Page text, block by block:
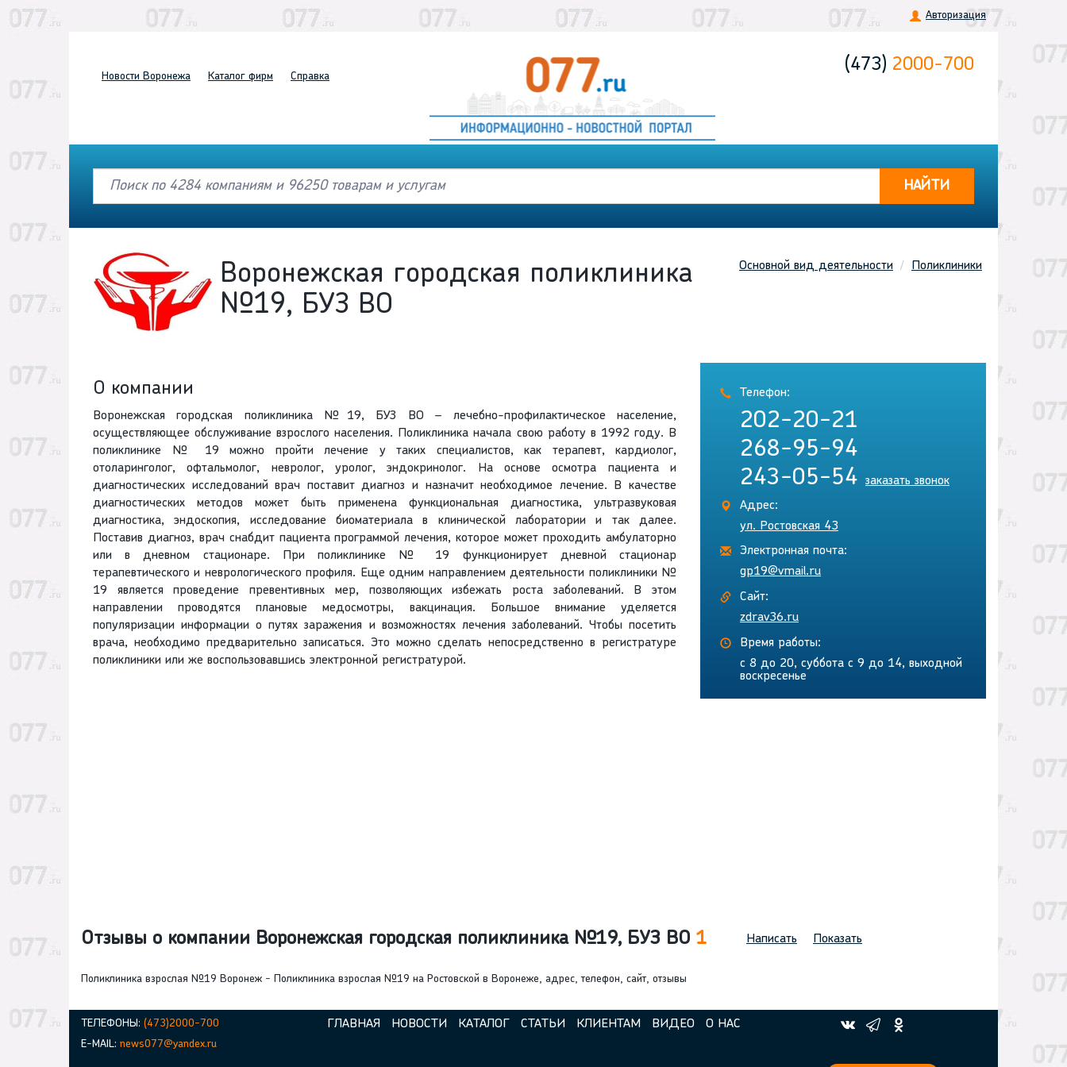
Авторизация
Новости Воронежа Каталог фирм Справка
(473) 2000-700
НАЙТИ
Основной вид деятельности Поликлиники
Воронежская городская поликлиника
№19, БУЗ ВО
О компании
Воронежская городская поликлиника №19, БУЗ ВО – лечебно-профилактическое население,
осуществляющее обслуживание взрослого населения. Поликлиника начала свою работу в 1992 году. В
поликлинике № 19 можно пройти лечение у таких специалистов, как терапевт, кардиолог,
отоларинголог, офтальмолог, невролог, уролог, эндокринолог. На основе осмотра пациента и
диагностических исследований врач поставит диагноз и назначит необходимое лечение. В качестве
диагностических методов может быть применена функциональная диагностика, ультразвуковая
диагностика, эндоскопия, исследование биоматериала в клинической лаборатории и так далее.
Поставив диагноз, врач снабдит пациента программой лечения, которое может проходить амбулаторно
или в дневном стационаре. При поликлинике № 19 функционирует дневной стационар
терапевтического и неврологического профиля. Еще одним направлением деятельности поликлиники №
19 является проведение превентивных мер, позволяющих избежать роста заболеваний. В этом
направлении проводятся плановые медосмотры, вакцинация. Большое внимание уделяется
популяризации информации о путях заражения и возможностях лечения заболеваний. Чтобы посетить
врача, необходимо предварительно записаться. Это можно сделать непосредственно в регистратуре
поликлиники или же воспользовавшись электронной регистратурой.
Телефон:
202-20-21
268-95-94
243-05-54
заказать звонок
Адрес:
ул. Ростовская 43
Электронная почта:
gp19@vmail.ru
Сайт:
zdrav36.ru
Время работы:
с 8 до 20, суббота с 9 до 14, выходной
воскресенье
Отзывы о компании Воронежская городская поликлиника №19, БУЗ ВО 1 Написать Показать
Поликлиника взрослая №19 Воронеж - Поликлиника взрослая №19 на Ростовской в Воронеже, адрес, телефон, сайт, отзывы
ТЕЛЕФОНЫ: (473)2000-700
E-MAIL: news077@yandex.ru
ГЛАВНАЯ НОВОСТИ КАТАЛОГ СТАТЬИ КЛИЕНТАМ ВИДЕО О НАС